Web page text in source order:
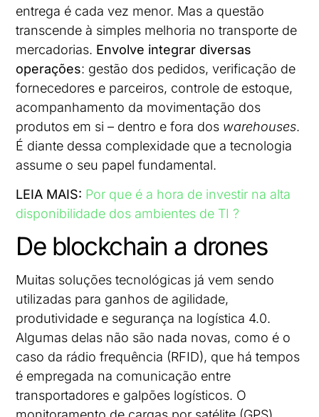
entrega é cada vez menor. Mas a questão
transcende à simples melhoria no transporte de
mercadorias. Envolve integrar diversas
operações: gestão dos pedidos, verificação de
fornecedores e parceiros, controle de estoque,
acompanhamento da movimentação dos
produtos em si – dentro e fora dos warehouses.
É diante dessa complexidade que a tecnologia
assume o seu papel fundamental.
LEIA MAIS: Por que é a hora de investir na alta
disponibilidade dos ambientes de TI ?
De blockchain a drones
Muitas soluções tecnológicas já vem sendo
utilizadas para ganhos de agilidade,
produtividade e segurança na logística 4.0.
Algumas delas não são nada novas, como é o
caso da rádio frequência (RFID), que há tempos
é empregada na comunicação entre
transportadores e galpões logísticos. O